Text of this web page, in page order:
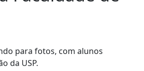
para fotos, com alunos
da USP.